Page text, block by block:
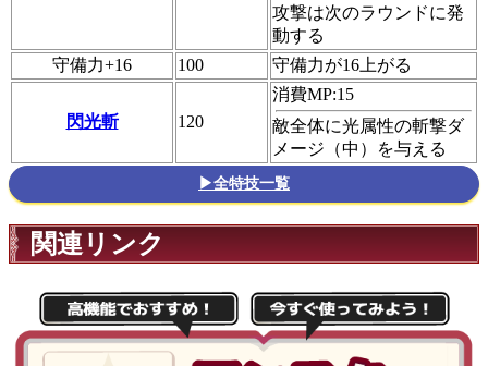
攻撃は次のラウンドに発
動する
守備力+16
100 守備力が16上がる
閃光斬 120
消費MP:15
敵全体に光属性の斬撃ダ
メージ（中）を与える
▶全特技一覧
関連リンク